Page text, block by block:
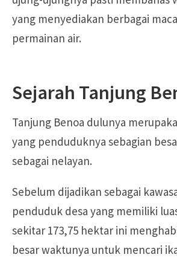
yang menyediakan berbagai
permainan air.
Sejarah Tanjung
Tanjung Benoa dulunya
yang penduduknya sebagian
sebagai nelayan.
Sebelum dijadikan sebagai
penduduk desa yang memiliki
sekitar 173,75 hektar ini
besar waktunya untuk mencari